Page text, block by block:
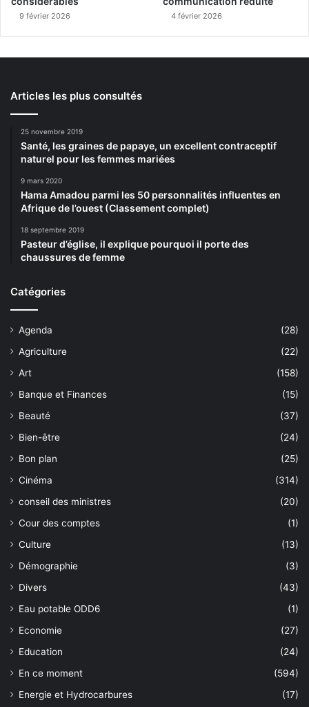
9 février 2026 4 février 2026
Articles les plus consultés
25 novembre 2019
Santé, les graines de papaye, un excellent contraceptif
naturel pour les femmes mariées
9 mars 2020
Hama Amadou parmi les 50 personnalités influentes en
Afrique de l’ouest (Classement complet)
18 septembre 2019
Pasteur d’église, il explique pourquoi il porte des
chaussures de femme
Catégories
Agenda
(28)
Agriculture
(22)
Art
(158)
Banque et Finances
(15)
Beauté
(37)
Bien-être
(24)
Bon plan
(25)
Cinéma
(314)
conseil des ministres
(20)
Cour des comptes
(1)
Culture
(13)
Démographie
(3)
Divers
(43)
Eau potable ODD6
(1)
Economie
(27)
Education
(24)
En ce moment
(594)
Energie et Hydrocarbures
(17)